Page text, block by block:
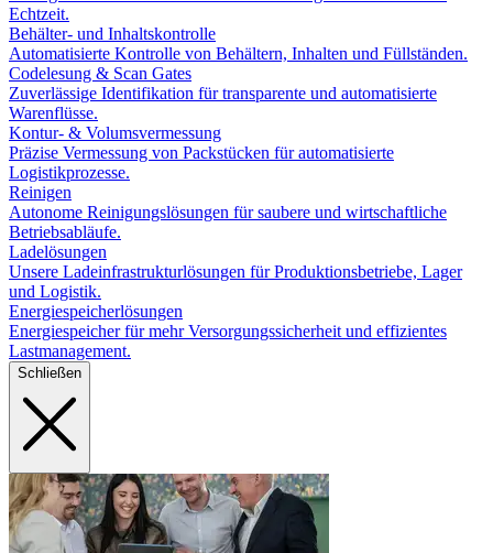
Echtzeit.
Behälter- und Inhaltskontrolle
Automatisierte Kontrolle von Behältern, Inhalten und Füllständen.
Codelesung & Scan Gates
Zuverlässige Identifikation für transparente und automatisierte
Warenflüsse.
Kontur- & Volumsvermessung
Präzise Vermessung von Packstücken für automatisierte
Logistikprozesse.
Reinigen
Autonome Reinigungslösungen für saubere und wirtschaftliche
Betriebsabläufe.
Ladelösungen
Unsere Ladeinfrastrukturlösungen für Produktionsbetriebe, Lager
und Logistik.
Energiespeicherlösungen
Energiespeicher für mehr Versorgungssicherheit und effizientes
Lastmanagement.
Schließen